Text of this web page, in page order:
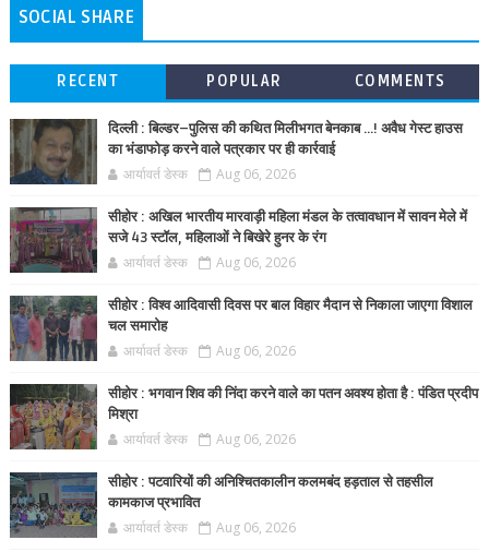
SOCIAL SHARE
RECENT POPULAR COMMENTS
दिल्ली : बिल्डर–पुलिस की कथित मिलीभगत बेनकाब ...! अवैध गेस्ट हाउस
का भंडाफोड़ करने वाले पत्रकार पर ही कार्रवाई
आर्यावर्त डेस्क Aug 06, 2026
सीहोर : अखिल भारतीय मारवाड़ी महिला मंडल के तत्वावधान में सावन मेले में
सजे 43 स्टॉल, महिलाओं ने बिखेरे हुनर के रंग
आर्यावर्त डेस्क Aug 06, 2026
सीहोर : विश्व आदिवासी दिवस पर बाल विहार मैदान से निकाला जाएगा विशाल
चल समारोह
आर्यावर्त डेस्क Aug 06, 2026
सीहोर : भगवान शिव की निंदा करने वाले का पतन अवश्य होता है : पंडित प्रदीप
मिश्रा
आर्यावर्त डेस्क Aug 06, 2026
सीहोर : पटवारियों की अनिश्चितकालीन कलमबंद हड़ताल से तहसील
कामकाज प्रभावित
आर्यावर्त डेस्क Aug 06, 2026